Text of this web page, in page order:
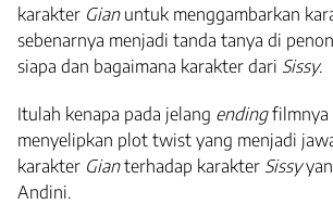
karakter Gianuntuk menggambarkan
sebenarnya menjadi tanda tanya di
siapa dan bagaimana karakter dari Sissy.
Itulah kenapa pada jelang endingfilmnya
menyelipkan plot twist yang menjadi
karakter Gianterhadap karakter Sissy
Andini.